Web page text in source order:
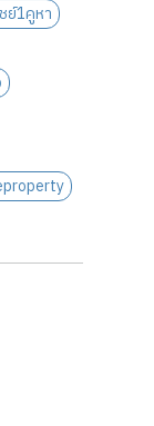
ย์1คูหา